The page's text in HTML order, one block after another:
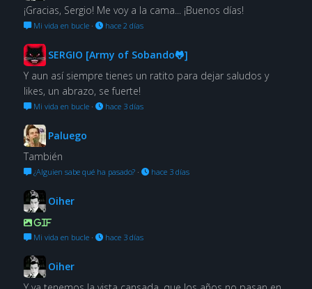
¡Gracias, Sergio! Me voy a la cama... ¡Buenos días!
Mi vida en bucle· hace 2 días
SERGIO [Army of Sobando🐸]
Y aun así siempre tienes un ratito para dejar saludos y
likes, un abrazo, se fuerte!
Mi vida en bucle· hace 3 días
Paluego
También
¿Alguien sabe qué ha pasado?· hace 3 días
Oiher
GIF
Mi vida en bucle· hace 3 días
Oiher